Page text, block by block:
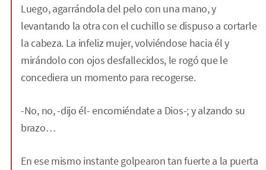
Luego, agarrándola del pelo con una mano, y
levantando la otra con el cuchillo se dispuso a cortarle
la cabeza. La infeliz mujer, volviéndose hacia él y
mirándolo con ojos desfallecidos, le rogó que le
concediera un momento para recogerse.
-No, no, -dijo él- encomiéndate a Dios-; y alzando su
brazo…
En ese mismo instante golpearon tan fuerte a la puerta